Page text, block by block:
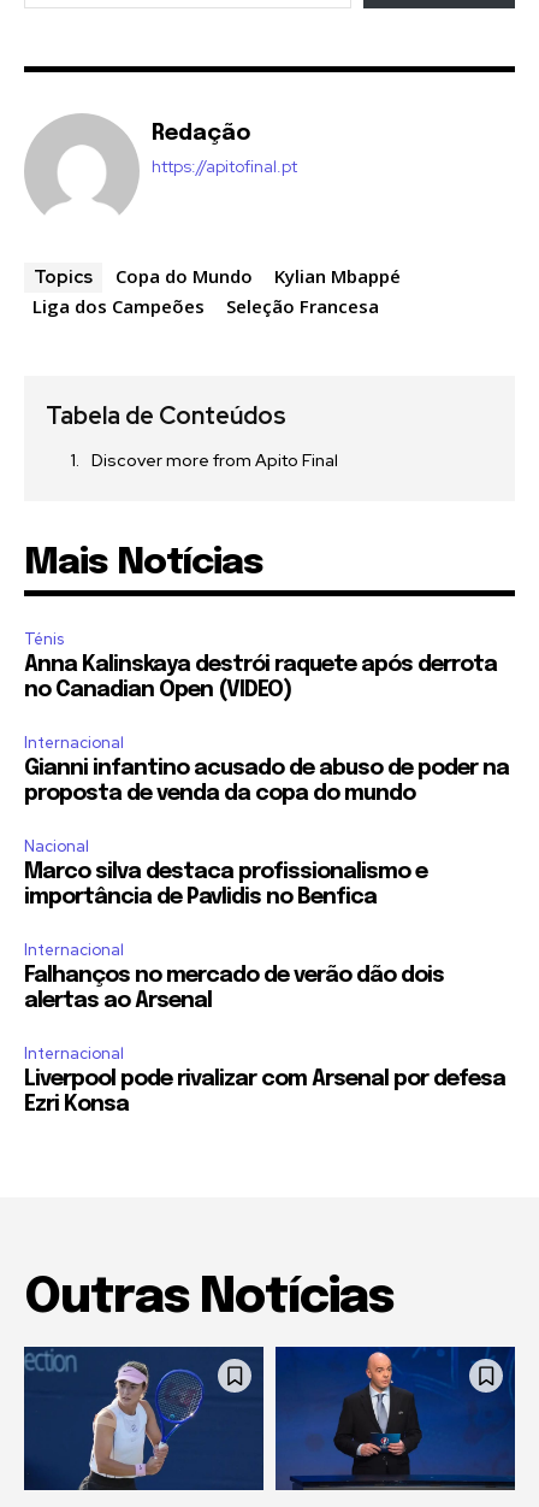
Redação
https://apitofinal.pt
Topics Copa do Mundo
Kylian Mbappé
Liga dos Campeões
Seleção Francesa
Tabela de Conteúdos
Discover more from Apito Final
Mais Notícias
Ténis
Anna Kalinskaya destrói raquete após derrota
no Canadian Open (VIDEO)
Internacional
Gianni infantino acusado de abuso de poder na
proposta de venda da copa do mundo
Nacional
Marco silva destaca profissionalismo e
importância de Pavlidis no Benfica
Internacional
Falhanços no mercado de verão dão dois
alertas ao Arsenal
Internacional
Liverpool pode rivalizar com Arsenal por defesa
Ezri Konsa
Outras Notícias